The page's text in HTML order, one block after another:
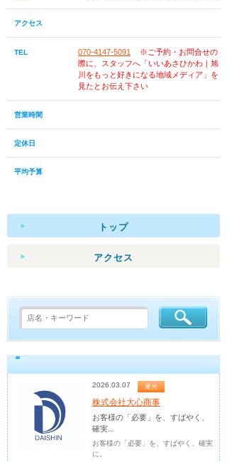
アクセス
TEL 070-4147-5091
※ご予約・お問合せの
際に、スタッフへ「いいあさひかわ｜旭
川をもっと好きになる地域メディア」を
見たとお伝え下さい
営業時間
定休日
平均予算
トップ
アクセス
2026.03.07 東光
株式会社大心商事
お客様の「必要」を、すばやく、
確実...
お客様の「必要」を、すばやく、確実
に。